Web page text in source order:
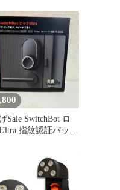
Sale SwitchBot ロ
指紋認証パッド